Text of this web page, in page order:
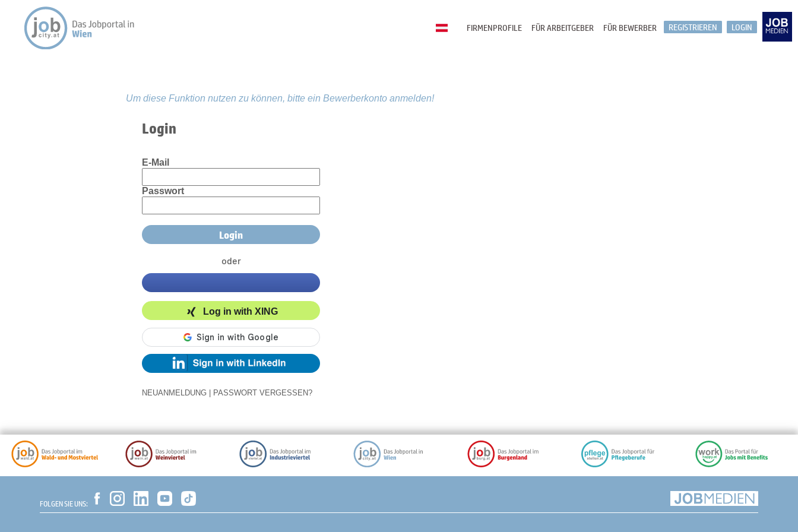
LOGIN
REGISTRIEREN
FÜR BEWERBER
FÜR ARBEITGEBER
FIRMENPROFILE
Um diese Funktion nutzen zu können, bitte ein Bewerberkonto anmelden!
Login
E-Mail
Passwort
oder
Log in with XING
NEUANMELDUNG PASSWORT VERGESSEN?
FOLGEN SIE UNS: